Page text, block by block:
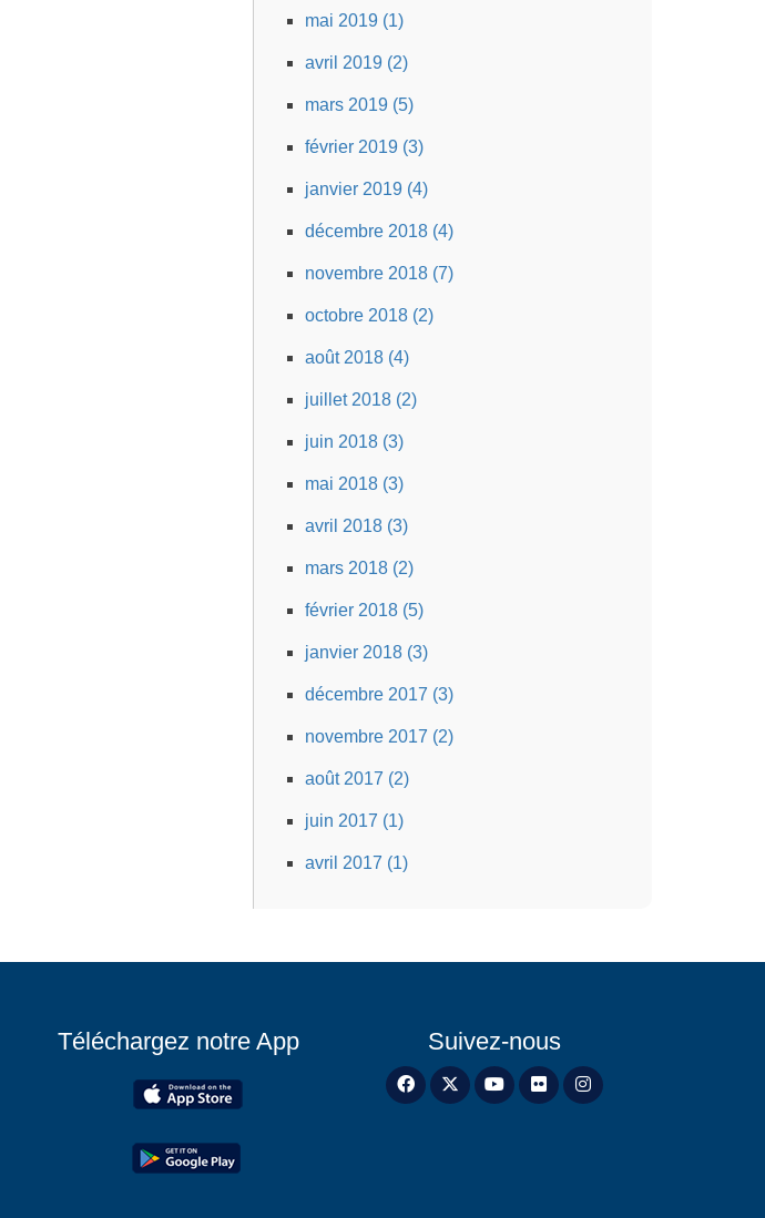
mai 2019 (1)
avril 2019 (2)
mars 2019 (5)
février 2019 (3)
janvier 2019 (4)
décembre 2018 (4)
novembre 2018 (7)
octobre 2018 (2)
août 2018 (4)
juillet 2018 (2)
juin 2018 (3)
mai 2018 (3)
avril 2018 (3)
mars 2018 (2)
février 2018 (5)
janvier 2018 (3)
décembre 2017 (3)
novembre 2017 (2)
août 2017 (2)
juin 2017 (1)
avril 2017 (1)
Téléchargez notre App Suivez-nous